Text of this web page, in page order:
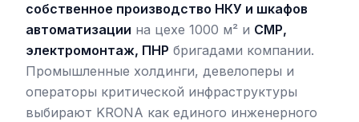
собственное производство НКУ и шкафов
автоматизации на цехе 1000 м² и СМР,
электромонтаж, ПНР бригадами компании.
Промышленные холдинги, девелоперы и
операторы критической инфраструктуры
выбирают KRONA как единого инженерного